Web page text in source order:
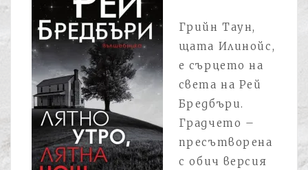
Грийн Таун,
щата Илинойс,
е сърцето на
света на Рей
Бредбъри.
Градчето –
пресътворена
с обич версия